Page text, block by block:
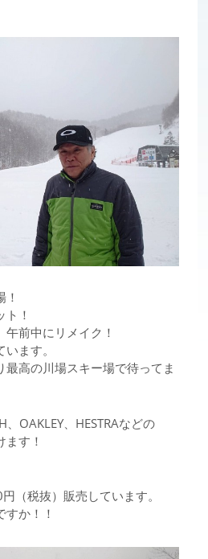
！
前中にリメイク！
ます。
最高の川場スキー場で待ってま
OAKLEY、HESTRAなどの
す！
（税抜）販売しています。
か！！